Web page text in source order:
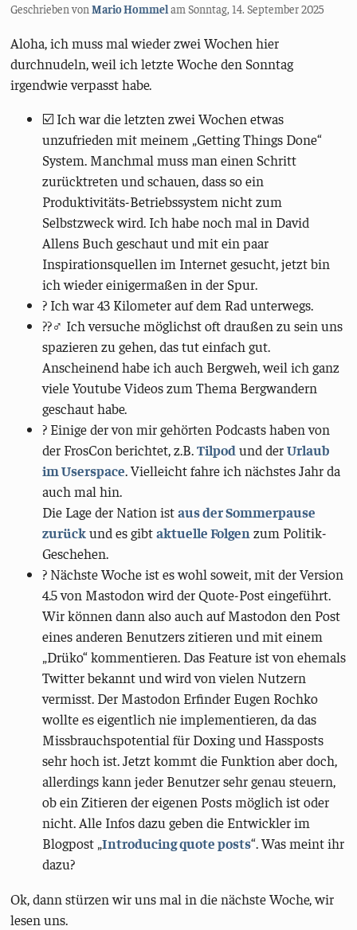
Geschrieben vonMario HommelamSonntag, 14. September 2025
Aloha, ich muss mal wieder zwei Wochen hier
durchnudeln, weil ich letzte Woche den Sonntag
irgendwie verpasst habe.
☑️ Ich war die letzten zwei Wochen etwas
unzufrieden mit meinem „Getting Things Done“
System. Manchmal muss man einen Schritt
zurücktreten und schauen, dass so ein
Produktivitäts-Betriebssystem nicht zum
Selbstzweck wird. Ich habe noch mal in David
Allens Buch geschaut und mit ein paar
Inspirationsquellen im Internet gesucht, jetzt bin
ich wieder einigermaßen in der Spur.
? Ich war 43 Kilometer auf dem Rad unterwegs.
??‍♂️ Ich versuche möglichst oft draußen zu sein uns
spazieren zu gehen, das tut einfach gut.
Anscheinend habe ich auch Bergweh, weil ich ganz
viele Youtube Videos zum Thema Bergwandern
geschaut habe.
? Einige der von mir gehörten Podcasts haben von
der FrosCon berichtet, z.B.Tilpodund derUrlaub
im Userspace. Vielleicht fahre ich nächstes Jahr da
auch mal hin.
Die Lage der Nation istaus der Sommerpause
zurückund es gibtaktuelle Folgenzum Politik-
Geschehen.
?️ Nächste Woche ist es wohl soweit, mit der Version
4.5 von Mastodon wird der Quote-Post eingeführt.
Wir können dann also auch auf Mastodon den Post
eines anderen Benutzers zitieren und mit einem
„Drüko“ kommentieren. Das Feature ist von ehemals
Twitter bekannt und wird von vielen Nutzern
vermisst. Der Mastodon Erfinder Eugen Rochko
wollte es eigentlich nie implementieren, da das
Missbrauchspotential für Doxing und Hassposts
sehr hoch ist. Jetzt kommt die Funktion aber doch,
allerdings kann jeder Benutzer sehr genau steuern,
ob ein Zitieren der eigenen Posts möglich ist oder
nicht. Alle Infos dazu geben die Entwickler im
Blogpost „Introducing quote posts“. Was meint ihr
dazu?
Ok, dann stürzen wir uns mal in die nächste Woche, wir
lesen uns.